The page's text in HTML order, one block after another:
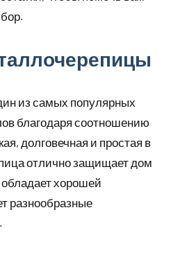
из самых популярных
благодаря соотношению
долговечная и простая в
отлично защищает дом
обладает хорошей
разнообразные